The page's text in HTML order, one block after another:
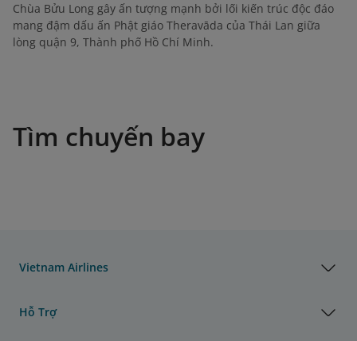
Chùa Bửu Long gây ấn tượng mạnh bởi lối kiến trúc độc đáo
mang đậm dấu ấn Phật giáo Theravāda của Thái Lan giữa
lòng quận 9, Thành phố Hồ Chí Minh.
Tìm chuyến bay
Vietnam Airlines
Hỗ Trợ